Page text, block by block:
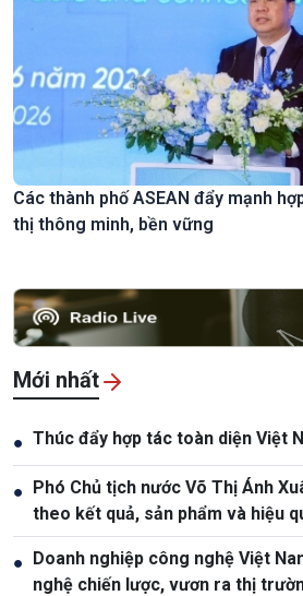
Các thành phố ASEAN đẩy mạnh
thị thông minh, bền vững
Mới nhất
● Thúc đẩy hợp tác toàn diện Việt
● Phó Chủ tịch nước Võ Thị Ánh
theo kết quả, sản phẩm và hiệu
● Doanh nghiệp công nghệ Việt
nghệ chiến lược, vươn ra thị